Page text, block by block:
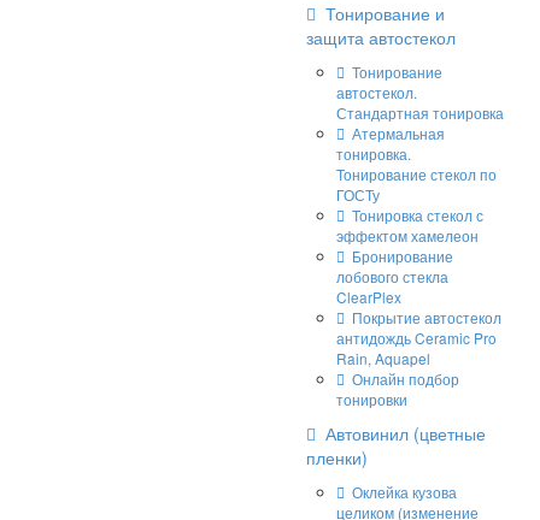
Тонирование и
защита автостекол
Тонирование
автостекол.
Стандартная тонировка
Атермальная
тонировка.
Тонирование стекол по
ГОСТу
Тонировка стекол с
эффектом хамелеон
Бронирование
лобового стекла
ClearPlex
Покрытие автостекол
антидождь Ceramic Pro
Rain, Aquapel
Онлайн подбор
тонировки
Автовинил (цветные
пленки)
Оклейка кузова
целиком (изменение